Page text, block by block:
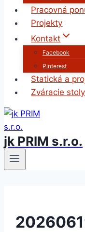
Pracovná
Projekty
Kontakt
Facebook
Pinterest
Statická a
Zváracie stoly
jk PRIM s.r.o.